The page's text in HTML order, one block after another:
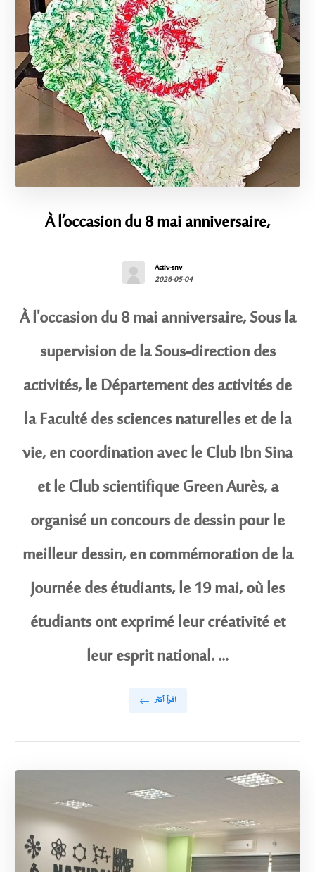
À l’occasion du 8 mai anniversaire,
Activ-snv
2026-05-04
À l'occasion du 8 mai anniversaire, Sous la
supervision de la Sous-direction des
activités, le Département des activités de
la Faculté des sciences naturelles et de la
vie, en coordination avec le Club Ibn Sina
et le Club scientifique Green Aurès, a
organisé un concours de dessin pour le
meilleur dessin, en commémoration de la
Journée des étudiants, le 19 mai, où les
étudiants ont exprimé leur créativité et
leur esprit national. ...
اقرأ أكثر